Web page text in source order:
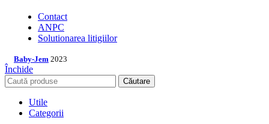
Contact
ANPC
Solutionarea litigiilor
Baby-Jem 2023
Închide
Căutare
Utile
Categorii